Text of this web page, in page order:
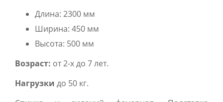
Длина: 2300 мм
Ширина: 450 мм
Высота: 500 мм
Возраст: от 2-х до 7 лет.
Нагрузки до 50 кг.